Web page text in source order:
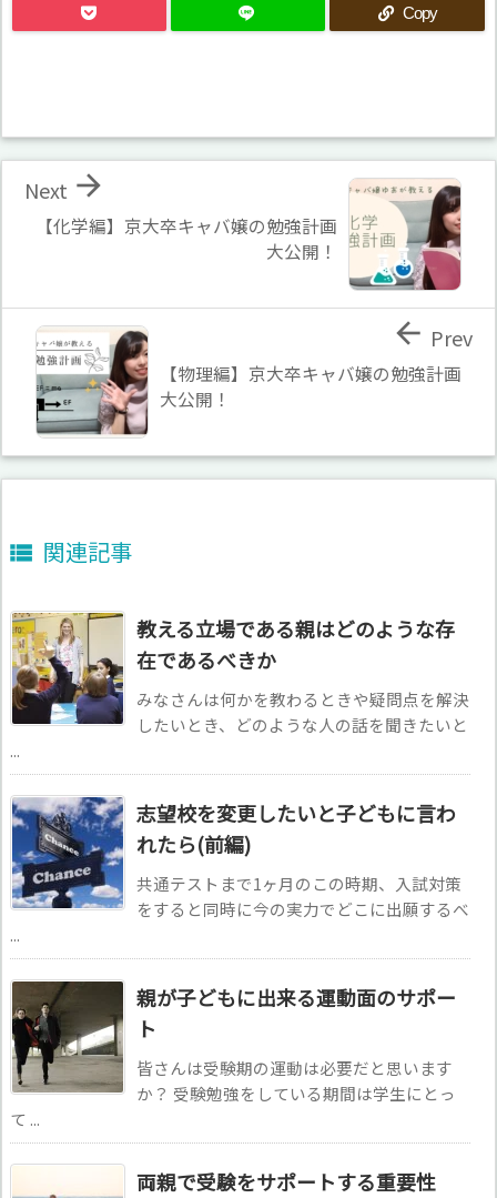
Copy
【化学編】京大卒キャバ嬢の勉強計画
大公開！

Next
【物理編】京大卒キャバ嬢の勉強計画
大公開！
 Prev
 関連記事
教える立場である親はどのような存
在であるべきか
みなさんは何かを教わるときや疑問点を解決
したいとき、どのような人の話を聞きたいと
...
志望校を変更したいと子どもに言わ
れたら(前編)
共通テストまで1ヶ月のこの時期、入試対策
をすると同時に今の実力でどこに出願するべ
...
親が子どもに出来る運動面のサポー
ト
皆さんは受験期の運動は必要だと思います
か？ 受験勉強をしている期間は学生にとっ
て ...
両親で受験をサポートする重要性